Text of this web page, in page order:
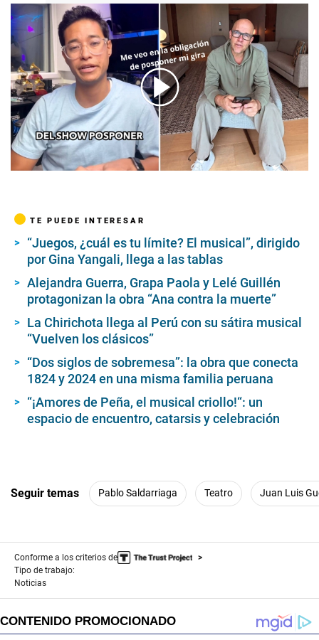
00:00/ 03:43
TE PUEDE INTERESAR
“Juegos, ¿cuál es tu límite? El musical”, dirigido
por Gina Yangali, llega a las tablas
Alejandra Guerra, Grapa Paola y Lelé Guillén
protagonizan la obra “Ana contra la muerte”
La Chirichota llega al Perú con su sátira musical
“Vuelven los clásicos”
“Dos siglos de sobremesa”: la obra que conecta
1824 y 2024 en una misma familia peruana
“¡Amores de Peña, el musical criollo!“: un
espacio de encuentro, catarsis y celebración
Seguir temas Pablo Saldarriaga Teatro Juan Luis
Conforme a los criterios de
Tipo de trabajo:
Noticias